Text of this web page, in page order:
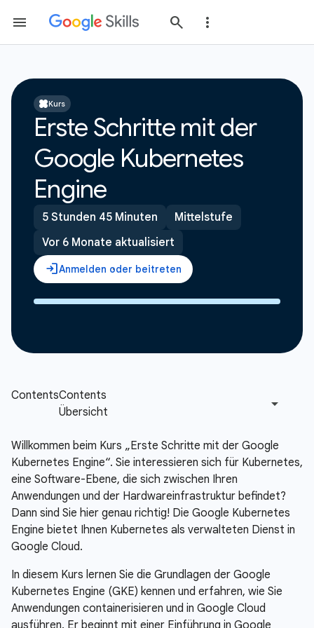
Kurs
Erste Schritte mit der
Google Kubernetes
Engine
5 Stunden 45 Minuten
Mittelstufe
Vor 6 Monate aktualisiert
Willkommen beim Kurs „Erste Schritte mit der Google
Kubernetes Engine“. Sie interessieren sich für Kubernetes,
eine Software-Ebene, die sich zwischen Ihren
Anwendungen und der Hardwareinfrastruktur befindet?
Dann sind Sie hier genau richtig! Die Google Kubernetes
Engine bietet Ihnen Kubernetes als verwalteten Dienst in
Google Cloud.
In diesem Kurs lernen Sie die Grundlagen der Google
Kubernetes Engine (GKE) kennen und erfahren, wie Sie
Anwendungen containerisieren und in Google Cloud
ausführen. Er beginnt mit einer Einführung in Google